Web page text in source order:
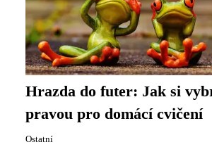
Hrazda do futer: Jak si
pravou pro domácí cvičení
Ostatní